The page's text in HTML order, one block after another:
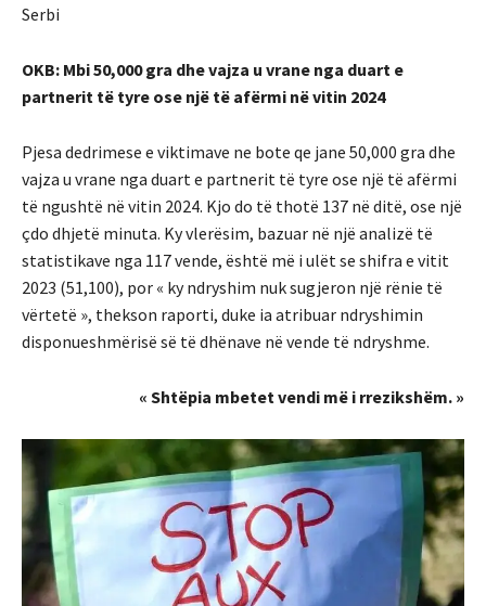
Serbi
OKB: Mbi 50,000 gra dhe vajza u vrane nga duart e
partnerit të tyre ose një të afërmi në vitin 2024
Pjesa dedrimese e viktimave ne bote qe jane 50,000 gra dhe
vajza u vrane nga duart e partnerit të tyre ose një të afërmi
të ngushtë në vitin 2024. Kjo do të thotë 137 në ditë, ose një
çdo dhjetë minuta. Ky vlerësim, bazuar në një analizë të
statistikave nga 117 vende, është më i ulët se shifra e vitit
2023 (51,100), por « ky ndryshim nuk sugjeron një rënie të
vërtetë », thekson raporti, duke ia atribuar ndryshimin
disponueshmërisë së të dhënave në vende të ndryshme.
« Shtëpia mbetet vendi më i rrezikshëm. »